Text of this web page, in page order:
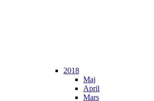
2018
Maj
April
Mars